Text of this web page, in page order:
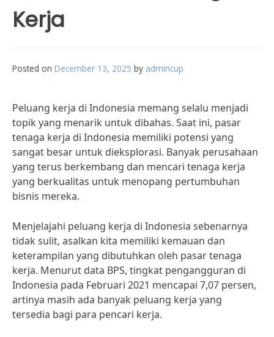
Kerja
Posted on December 13, 2025 by admincup
Peluang kerja di Indonesia memang selalu menjadi
topik yang menarik untuk dibahas. Saat ini, pasar
tenaga kerja di Indonesia memiliki potensi yang
sangat besar untuk dieksplorasi. Banyak perusahaan
yang terus berkembang dan mencari tenaga kerja
yang berkualitas untuk menopang pertumbuhan
bisnis mereka.
Menjelajahi peluang kerja di Indonesia sebenarnya
tidak sulit, asalkan kita memiliki kemauan dan
keterampilan yang dibutuhkan oleh pasar tenaga
kerja. Menurut data BPS, tingkat pengangguran di
Indonesia pada Februari 2021 mencapai 7,07 persen,
artinya masih ada banyak peluang kerja yang
tersedia bagi para pencari kerja.